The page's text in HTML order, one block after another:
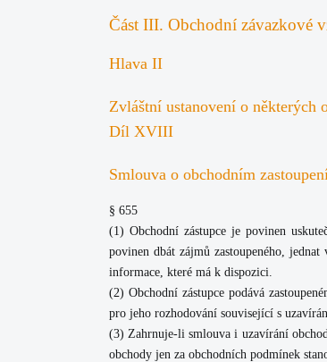
Část III. Obchodní závazkové
Hlava II
Zvláštní ustanovení o některých
Díl XVIII
Smlouva o obchodním
§ 655
(1) Obchodní zástupce je povinen
povinen dbát zájmů zastoupeného,
informace, které má k dispozici.
(2) Obchodní zástupce podává
pro jeho rozhodování související s
(3) Zahrnuje-li smlouva i uzavírání
obchody jen za obchodních podmínek